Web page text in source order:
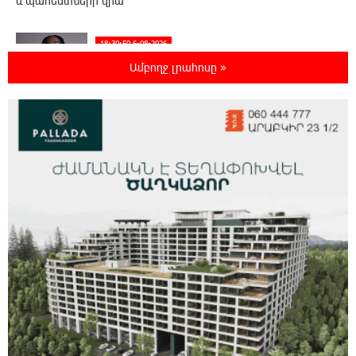
18:30:50 6-08-2026
«Ռեալ Մադրիդ»-ն ու «ՌԲ Լայպցիգը»
համաձայնության են եկել Յան Դիոմանդեի
Այսօրվա կառավարությունը ուսանողներին
առաջարկում է պահանջարկ չունեցող
մասնագիտություններ. Ատոմ Մխիթարյան
18:03:08 6-08-2026
Հայրենիքը փոքրանում է մեր աչքերի առաջ․
ազգային ողբերգություն է․ Ավետիք
Չալաբյան
17:35:34 6-08-2026
Չպետք է լռել, պետք է խոսել Բաքվի ռեժիմի
Ամբողջ լրահոսը »